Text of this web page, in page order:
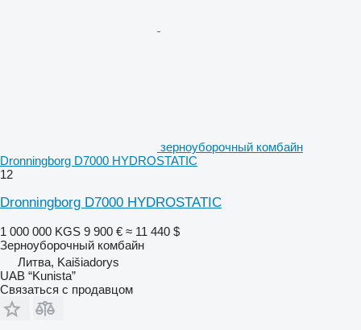
зерноуборочный комбайн
Dronningborg D7000 HYDROSTATIC
12
Dronningborg D7000 HYDROSTATIC
1 000 000 KGS 9 900 € ≈ 11 440 $
Зерноуборочный комбайн
Литва, Kaišiadorys
UAB “Kunista”
Связаться с продавцом